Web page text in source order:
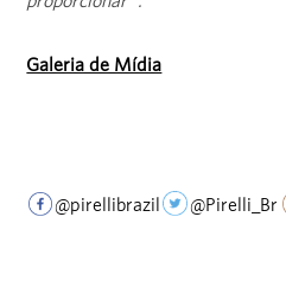
Galeria de Mídia
@pirellibrazil @Pirelli_Br